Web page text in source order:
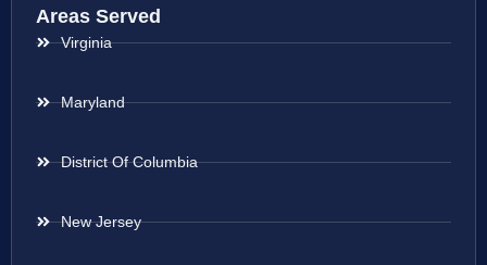
Areas Served
Virginia
Maryland
District Of Columbia
New Jersey